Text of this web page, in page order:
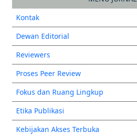
Kontak
Dewan Editorial
Reviewers
Proses Peer Review
Fokus dan Ruang Lingkup
Etika Publikasi
Kebijakan Akses Terbuka